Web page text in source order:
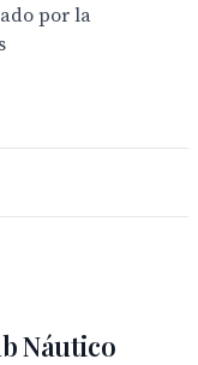
por la
Náutico